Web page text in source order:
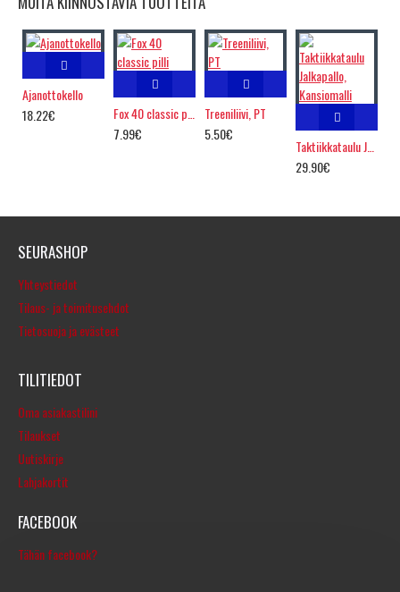
Ajanottokello
18.22€
7.99€
Treeniliivi, PT
5.50€
Taktiikkataulu Jalkapallo, Kansiomalli
29.90€
SEURASHOP
Yhteystiedot
Tilaus- ja toimitusehdot
Tietosuoja ja evästeet
TILITIEDOT
Oma asiakastilini
Tilaukset
Uutiskirje
Lahjakortit
FACEBOOK
Tähän facebook?